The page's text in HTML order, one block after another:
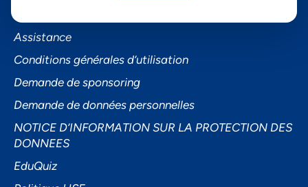
Assistance
Conditions générales d’utilisation
Demande de sponsoring
Demande de données personnelles
NOTICE D’INFORMATION SUR LA PROTECTION DES
DONNEES
EduQuiz